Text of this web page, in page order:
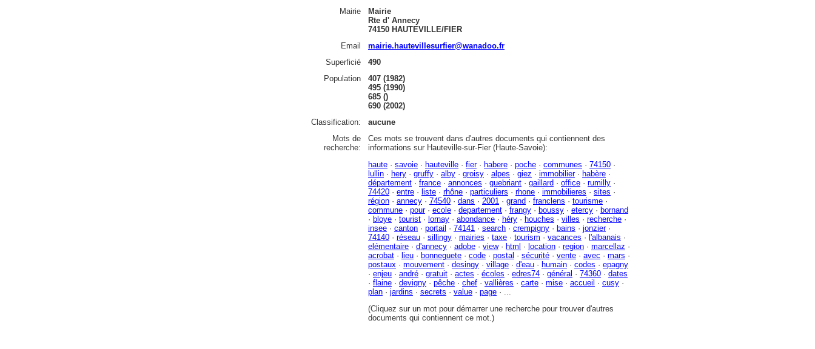
Mairie
Mairie
Rte d' Annecy
74150 HAUTEVILLE/FIER
Email
mairie.hautevillesurfier@wanadoo.fr
Superficié
490
Population
407 (1982)
495 (1990)
685 ()
690 (2002)
Classification:
aucune
Mots de
recherche:
Ces mots se trouvent dans d'autres documents qui contiennent des
informations sur Hauteville-sur-Fier (Haute-Savoie):
haute · savoie · hauteville · fier· habere · poche · communes · 74150 ·
lullin · hery · gruffy · alby · groisy · alpes · giez · immobilier· habère ·
département · france · annonces · guebriant · gaillard · office · rumilly ·
74420 · entre · liste · rhône · particuliers · rhone · immobilieres · sites ·
région · annecy · 74540 · dans · 2001 · grand · franclens · tourisme ·
commune · pour· ecole · departement · frangy · boussy · etercy · bornand
· bloye · tourist · lornay · abondance · héry · houches · villes · recherche ·
insee · canton · portail · 74141 · search · crempigny · bains · jonzier·
74140 · réseau · sillingy · mairies · taxe · tourism · vacances · l'albanais ·
elémentaire · d'annecy · adobe · view· html · location · region · marcellaz ·
acrobat · lieu · bonneguete · code · postal · sécurité · vente · avec · mars ·
postaux · mouvement · desingy · village · d'eau · humain · codes · epagny
· enjeu · andré · gratuit · actes · écoles · edres74 · général · 74360 · dates
· flaine · devigny · pêche · chef · vallières · carte · mise · accueil · cusy ·
plan · jardins · secrets · value · page · ...
(Cliquez sur un mot pour démarrer une recherche pour trouver d'autres
documents qui contiennent ce mot.)